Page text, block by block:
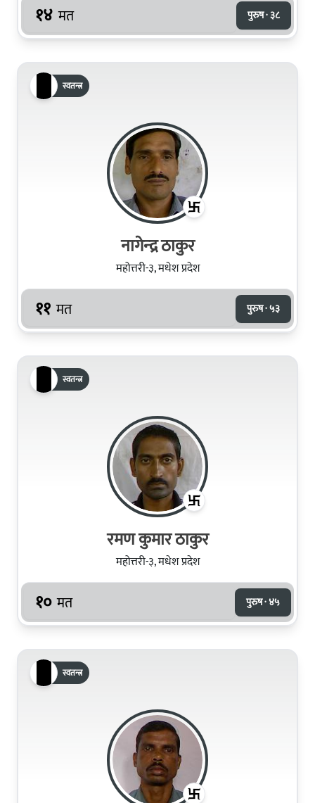
१४ मत पुरुष · ३८
स्वतन्त्र
नागेन्‍द्र ठाकुर
महोत्तरी-३, मधेश प्रदेश
११ मत पुरुष · ५३
स्वतन्त्र
रमण कुमार ठाकुर
महोत्तरी-३, मधेश प्रदेश
१० मत पुरुष · ४५
स्वतन्त्र